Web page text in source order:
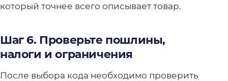
который точнее всего описывает товар.
Шаг 6. Проверьте пошлины,
налоги и ограничения
После выбора кода необходимо проверить